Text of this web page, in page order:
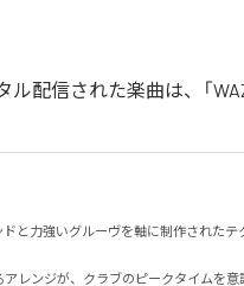
ル配信された楽曲は、「
と力強いグルーヴを軸に制作されたテ
レンジが、クラブのピークタイムを意